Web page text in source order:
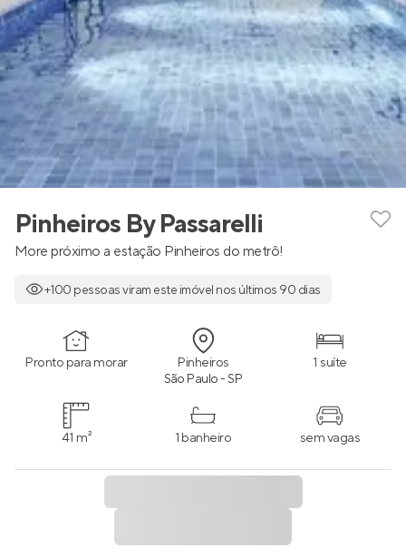
Pinheiros By Passarelli
More próximo a estação Pinheiros do metrô!
+100 pessoas viram este imóvel nos últimos 90 dias
Pronto para morar Pinheiros
São Paulo - SP
1 suíte
41 m² 1 banheiro sem vagas